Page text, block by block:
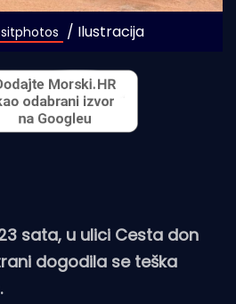
/ Ilustracija
sata, u ulici Cesta don
dogodila se teška